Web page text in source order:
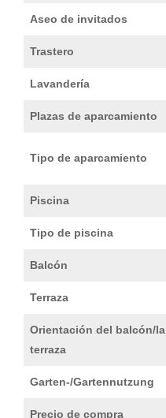
Aseo de invitados
Trastero
Lavandería
Plazas de aparcamiento
Tipo de aparcamiento
Piscina
Tipo de piscina
Balcón
Terraza
Orientación del balcón/la
terraza
Garten-/Gartennutzung
Precio de compra